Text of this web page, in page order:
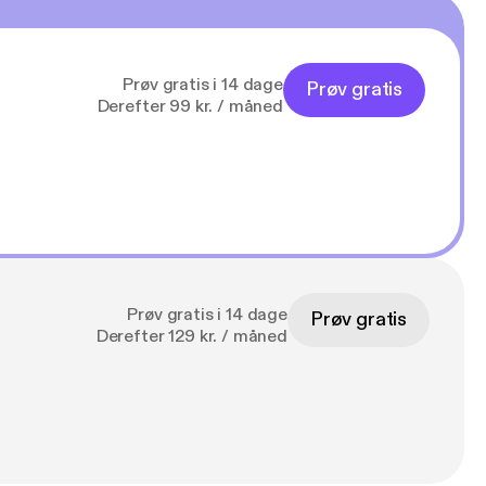
Prøv gratis i 14 dage
Derefter 99 kr. / måned
Prøv gratis
Prøv gratis i 14 dage
Derefter 129 kr. / måned
Prøv gratis